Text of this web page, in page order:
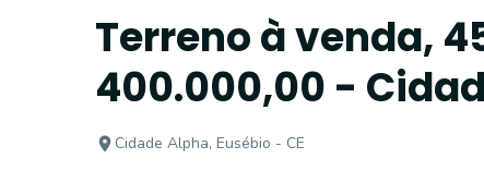
Terreno à venda,
400.000,00 -
Cidade Alpha, Eusébio - CE